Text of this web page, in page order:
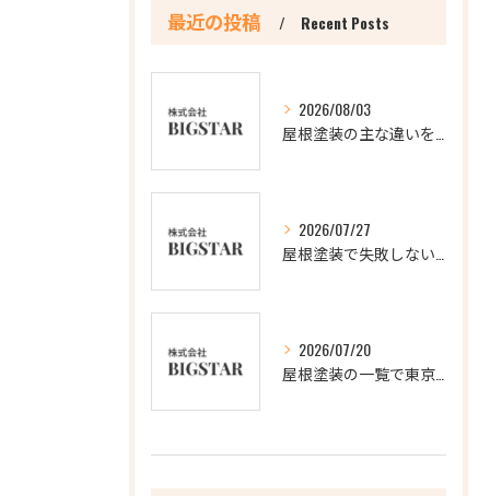
最近の投稿 Recent Posts
2026/08/03
2026/07/27
2026/07/20